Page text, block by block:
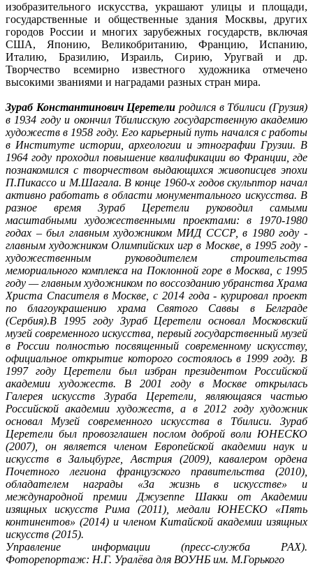
изобразительного искусства, украшают улицы и площади,
государственные и общественные здания Москвы, других
городов России и многих зарубежных государств, включая
США, Японию, Великобританию, Францию, Испанию,
Италию, Бразилию, Израиль, Сирию, Уругвай и др.
Творчество всемирно известного художника отмечено
высокими званиями и наградами разных стран мира.
Зураб Константинович Церетели родился в Тбилиси (Грузия)
в 1934 году и окончил Тбилисскую государственную академию
художеств в 1958 году. Его карьерный путь начался с работы
в Институте истории, археологии и этнографии Грузии. В
1964 году проходил повышение квалификации во Франции, где
познакомился с творчеством выдающихся живописцев эпохи
П.Пикассо и М.Шагала. В конце 1960-х годов скульптор начал
активно работать в области монументального искусства. В
разное время Зураб Церетели руководил самыми
масштабными художественными проектами: в 1970-1980
годах – был главным художником МИД СССР, в 1980 году -
главным художником Олимпийских игр в Москве, в 1995 году -
художественным руководителем строительства
мемориального комплекса на Поклонной горе в Москва, с 1995
году — главным художником по воссозданию убранства Храма
Христа Спасителя в Москве, с 2014 года - курировал проект
по благоукрашению храма Святого Саввы в Белграде
(Сербия).В 1995 году Зураб Церетели основал Московский
музей современного искусства, первый государственный музей
в России полностью посвященный современному искусству,
официальное открытие которого состоялось в 1999 году. В
1997 году Церетели был избран президентом Российской
академии художеств. В 2001 году в Москве открылась
Галерея искусств Зураба Церетели, являющаяся частью
Российской академии художеств, а в 2012 году художник
основал Музей современного искусства в Тбилиси. Зураб
Церетели был провозглашен послом доброй воли ЮНЕСКО
(2007), он является членом Европейской академии наук и
искусств в Зальцбурге, Австрия (2009), кавалером ордена
Почетного легиона французского правительства (2010),
обладателем награды «За жизнь в искусстве» и
международной премии Джузеппе Шакки от Академии
изящных искусств Рима (2011), медали ЮНЕСКО «Пять
континентов» (2014) и членом Китайской академии изящных
искусств (2015).
Управление информации (пресс-служба РАХ).
Фоторепортаж: Н.Г. Уралёва для ВОУНБ им. М.Горького